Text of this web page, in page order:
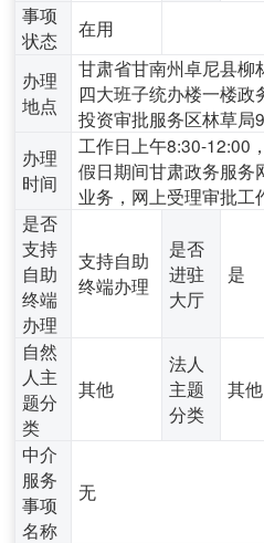
事项
状态
在用
办理
地点
甘肃省甘南州卓尼县柳
四大班子统办楼一楼政
投资审批服务区林草局
办理
时间
工作日上午8:30-12:00
假日期间甘肃政务服务
业务，网上受理审批工
是否
支持
自助
终端
办理
支持自助
终端办理
是否
进驻
大厅
是
自然
人主
题分
类
其他
法人
主题
分类
其他
中介
服务
事项
名称
无